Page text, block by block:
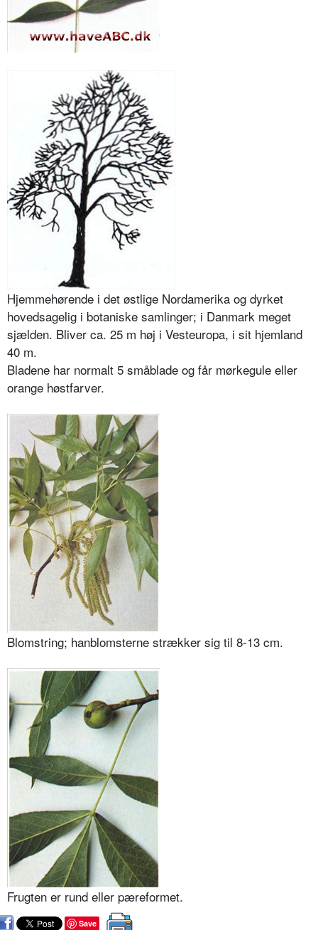
Hjemmehørende i det østlige Nordamerika og dyrket
hovedsagelig i botaniske samlinger; i Danmark meget
sjælden. Bliver ca. 25 m høj i Vesteuropa, i sit hjemland
40 m.
Bladene har normalt 5 småblade og får mørkegule eller
orange høstfarver.
Blomstring; hanblomsterne strækker sig til 8-13 cm.
Frugten er rund eller pæreformet.
Save